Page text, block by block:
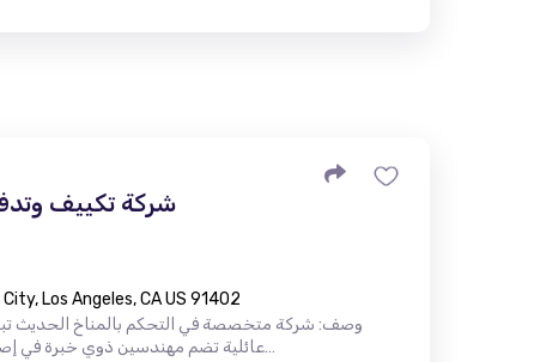
شركة تكييف
Los Angeles, CA US 91402
وصف: شركة متخصصة في التحكم بالمناخ الحديث
عائلية تضم مهندسين ذوي خبرة في إصلاح أنظمة التدفئة والتهوية وتكييف اله…